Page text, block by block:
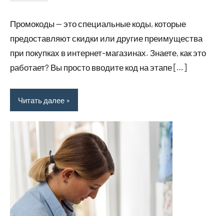
Промокоды — это специальные коды, которые
предоставляют скидки или другие преимущества
при покупках в интернет-магазинах. Знаете, как это
работает? Вы просто вводите код на этапе […]
Читать далее